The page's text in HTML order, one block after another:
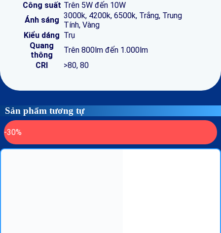
Công suất Trên 5W đến 10W
Ánh sáng 3000k, 4200k, 6500k, Trắng, Trung
Tính, Vàng
Kiểu dáng Trụ
Quang
thông
Trên 800lm đến 1.000lm
CRI
>80, 80
Sản phẩm tương tự
-30%